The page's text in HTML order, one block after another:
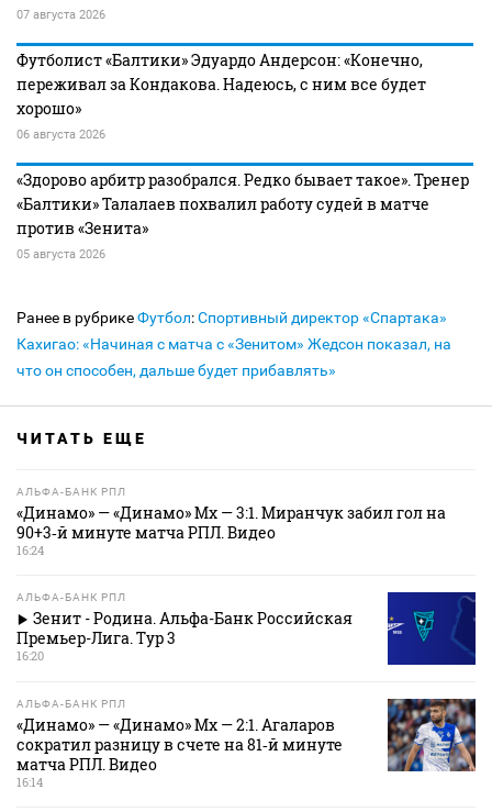
07 августа 2026
Футболист «Балтики» Эдуардо Андерсон: «Конечно,
переживал за Кондакова. Надеюсь, с ним все будет
хорошо»
06 августа 2026
«Здорово арбитр разобрался. Редко бывает такое». Тренер
«Балтики» Талалаев похвалил работу судей в матче
против «Зенита»
05 августа 2026
Ранее в рубрикеФутбол:Спортивный директор «Спартака»
Кахигао: «Начиная с матча с «Зенитом» Жедсон показал, на
что он способен, дальше будет прибавлять»
ЧИТАТЬ ЕЩЕ
АЛЬФА-БАНК РПЛ
«Динамо» — «Динамо» Мх — 3:1. Миранчук забил гол на
90+3‑й минуте матча РПЛ. Видео
16:24
АЛЬФА-БАНК РПЛ
Зенит - Родина. Альфа-Банк Российская
Премьер-Лига. Тур 3
16:20
АЛЬФА-БАНК РПЛ
«Динамо» — «Динамо» Мх — 2:1. Агаларов
сократил разницу в счете на 81‑й минуте
матча РПЛ. Видео
16:14